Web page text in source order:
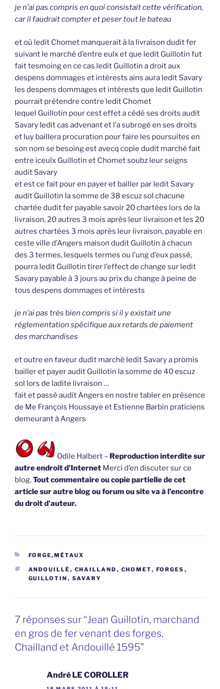
je n’ai pas compris en quoi consistait cette vérification,
car il faudrait compter et peser tout le bateau
et où ledit Chomet manquerait à la livraison dudit fer
suivant le marché d’entre eulx et que ledit Guillotin fut
fait tesmoing en ce cas ledit Guillotin a droit aux
despens dommages et intérests ains aura ledit Savary
les despens dommages et intérests que ledit Guillotin
pourrait prétendre contre ledit Chomet
lequel Guillotin pour cest effet a cédé ses droits audit
Savary ledit cas advenant et l’a subrogé en ses droits
et luy baillera procuration pour faire les poursuites en
son nom se besoing est avecq copie dudit marché fait
entre iceulx Guillotin et Chomet soubz leur seigns
audit Savary
et est ce fait pour en payer et bailler par ledit Savary
audit Guillotin la somme de 38 escuz sol chacune
chartée dudit fer payable savoir 20 chartées lors de la
livraison, 20 autres 3 mois après leur livraison et les 20
autres chartées 3 mois après leur livraison, payable en
ceste ville d’Angers maison dudit Guillotin à chacun
des 3 termes, lesquels termes ou l’ung d’eux passé,
pourra ledit Guillotin tirer l’effect de change sur ledit
Savary payable à 3 jours au prix du change à peine de
tous despens dommages et intérests
je n’ai pas très bien compris si il y existait une
réglementation spécifique aux retards de paiement
des marchandises
et outre en faveur dudit marché ledit Savary a promis
bailler et payer audit Guillotin la somme de 40 escuz
sol lors de ladite livraison …
fait et passé audit Angers en nostre tabler en présence
de Me François Houssaye et Estienne Barbin praticiens
demeurant à Angers
Odile Halbert – Reproduction interdite sur
autre endroit d’Internet Merci d’en discuter sur ce
blog.Tout commentaire ou copie partielle de cet
article sur autre blog ou forum ou site va à l’encontre
du droit d’auteur.
CATÉGORIES
FORGE,MÉTAUX
ÉTIQUETTES
ANDOUILLÉ , CHAILLAND , CHOMET, FORGES ,
GUILLOTIN , SAVARY
7 réponses sur “Jean Guillotin, marchand
en gros de fer venant des forges,
Chailland et Andouillé 1595”
André LE COROLLER